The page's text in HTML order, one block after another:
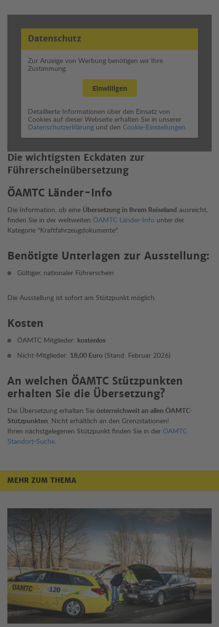
Datenschutz
Zur Anzeige von Werbung benötigen wir Ihre
Zustimmung.
Einwilligen
Detaillierte Informationen über den Einsatz von
Cookies auf dieser Webseite erhalten Sie in unserer
Datenschutzerklärung und den Cookie-Einstellungen.
Die wichtigsten Eckdaten zur
Führerscheinübersetzung
ÖAMTC Länder-Info
Die Information, ob eine Übersetzung in Ihrem Reiseland ausreicht,
finden Sie in der weltweiten ÖAMTC Länder-Info unter der
Kategorie "Kraftfahrzeugdokumente".
Benötigte Unterlagen zur Ausstellung:
Gültiger, nationaler Führerschein
Die Ausstellung ist sofort am Stützpunkt möglich.
Kosten
ÖAMTC Mitglieder: kostenlos
Nicht-Mitglieder: 18,00 Euro (Stand: Februar 2026)
An welchen ÖAMTC Stützpunkten
erhalten Sie die Übersetzung?
Die Übersetzung erhalten Sie österreichweit an allen ÖAMTC-
Stützpunkten. Nicht erhältlich an den Grenzstationen!
Ihren nächstgelegenen Stützpunkt finden Sie in der ÖAMTC
Standort-Suche.
MEHR ZUM THEMA